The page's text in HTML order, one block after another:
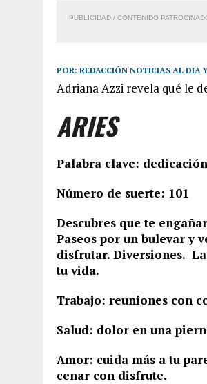
5 AGOSTO, 2026 | HORROR EN
PUBLICIDAD / CONTENIDO
POR: REDACCIÓN NOTICIAS AL DIA
Adriana Azzi revela qué le
ARIES
Palabra clave: dedicación
Número de suerte: 101
Descubres que te
Paseos por un bulevar y
disfrutar. Diversiones.
tu vida.
Trabajo: reuniones con
Salud: dolor en una
Amor: cuida más a tu
cenar con disfrute.